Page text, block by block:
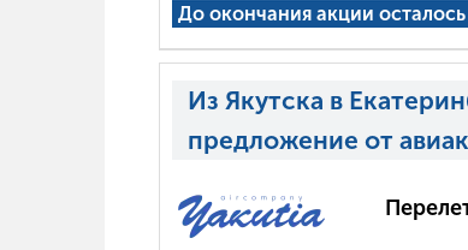
До окончания акции
Из Якутска в
предложение от